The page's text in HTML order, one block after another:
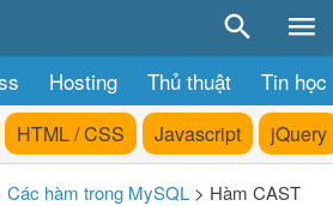
Hosting Thủ thuật Tin học
HTML / CSS Javascript jQuery
Các hàm trong MySQL > Hàm CAST